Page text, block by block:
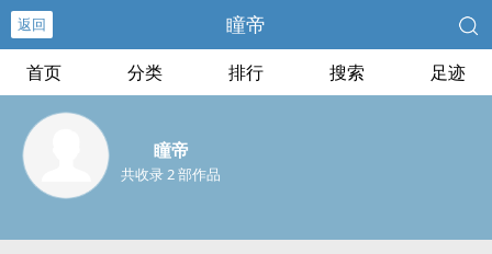
返回 瞳帝
首页 分类 排行 搜索 足迹
瞳帝
共收录 2 部作品